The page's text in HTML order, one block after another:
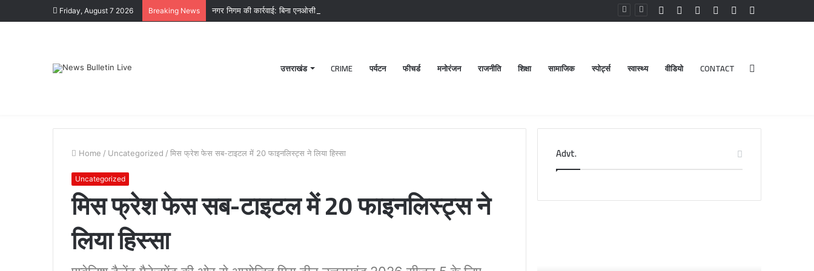
Friday, August 7 2026 Breaking News नगर निगम की कार्रवाई: बिना एनओसी संचालित मीट दुकानों पर चला अभियान, 45250 रुपये का चालान
Random
Log
Instagram
YouTube
Facebook
उत्तराखंड CRIME पर्यटन फीचर्ड मनोरंजन राजनीति शिक्षा सामाजिक स्पोर्ट्स स्वास्थ्य वीडियो CONTACT
Home / Uncategorized / मिस फ्रेश फेस सब-टाइटल में 20 फाइनलिस्ट्स ने लिया हिस्सा
Uncategorized
मिस फ्रेश फेस सब-टाइटल में 20 फाइनलिस्ट्स ने
लिया हिस्सा
Advt.
के
दुगड्डा